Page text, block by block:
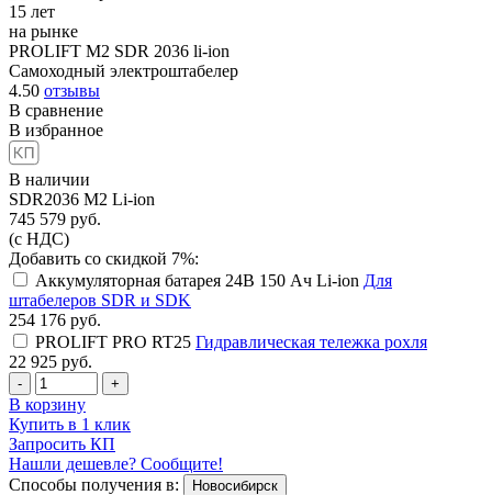
15 лет
на рынке
PROLIFT M2 SDR 2036 li-ion
Самоходный электроштабелер
4.50 отзывы
В сравнение
В избранное
В наличии
SDR2036 M2 Li-ion
745 579 руб.
(с НДС)
Добавить со скидкой 7%:
Аккумуляторная батарея 24В 150 Ач Li-ion Для
штабелеров SDR и SDK
254 176 руб.
PROLIFT PRO RT25 Гидравлическая тележка рохля
22 925 руб.
- +
В корзину
Купить в 1 клик
Запросить КП
Нашли дешевле? Сообщите!
Способы получения в:
Новосибирск